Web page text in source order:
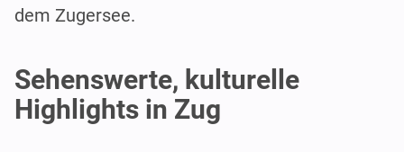
dem Zugersee.
Sehenswerte, kulturelle
Highlights in Zug